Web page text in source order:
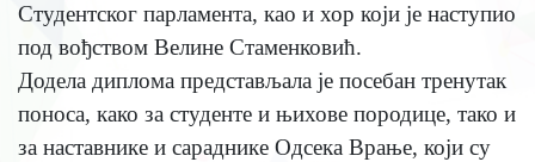
Студентског парламента, као и хор који је наступио
под вођством Велине Стаменковић.
Додела диплома представљала је посебан тренутак
поноса, како за студенте и њихове породице, тако и
за наставнике и сараднике Одсека Врање, који су